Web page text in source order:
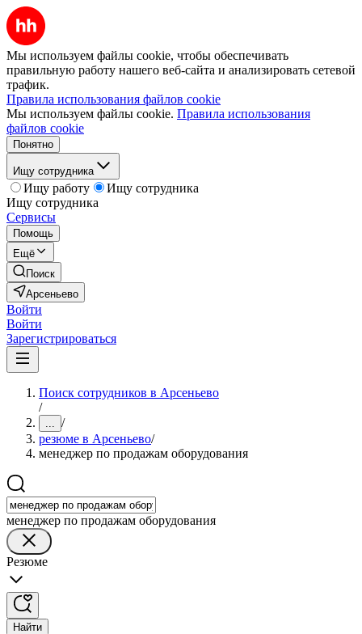
Мы используем файлы cookie, чтобы обеспечивать
правильную работу нашего веб-сайта и анализировать сетевой
трафик.
Правила использования файлов cookie
Мы используем файлы cookie. Правила использования
файлов cookie
Понятно
Ищу сотрудника
Ищу работу
Ищу сотрудника
Ищу сотрудника
Сервисы
Помощь
Ещё
Поиск
Арсеньево
Войти
Войти
Зарегистрироваться
Поиск сотрудников в Арсеньево
/
... /
резюме в Арсеньево/
менеджер по продажам оборудования
менеджер по продажам оборудования
Резюме
Найти